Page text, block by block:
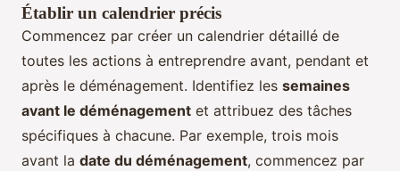
Établir un calendrier précis
Commencez par créer un calendrier détaillé de
toutes les actions à entreprendre avant, pendant et
après le déménagement. Identifiez les semaines
avant le déménagement et attribuez des tâches
spécifiques à chacune. Par exemple, trois mois
avant la date du déménagement, commencez par